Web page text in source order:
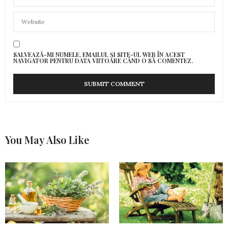
SALVEAZĂ-MI NUMELE, EMAILUL ȘI SITE-UL WEB ÎN ACEST
NAVIGATOR PENTRU DATA VIITOARE CÂND O SĂ COMENTEZ.
You May Also Like